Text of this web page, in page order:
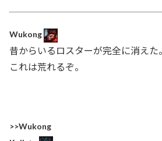
Wukong
昔からいるロスターが完全に消えた。
これは荒れるぞ。
>>Wukong